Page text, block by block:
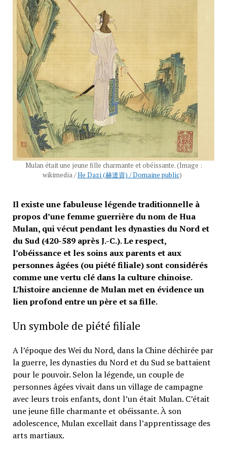
Mulan était une jeune fille charmante et obéissante.(Image :
wikimedia /He Dazi (赫達資) / Domaine public)
Il existe une fabuleuse légende traditionnelle à
propos d’une femme guerrière du nom de Hua
Mulan, qui vécut pendant les dynasties du Nord et
du Sud (420-589 après J.-C.). Le respect,
l’obéissance et les soins aux parents et aux
personnes âgées (ou piété filiale) sont considérés
comme une vertu clé dans la culture chinoise.
L’histoire ancienne de Mulan met en évidence un
lien profond entre un père et sa fille.
Un symbole de piété filiale
A l’époque des Wei du Nord, dans la Chine déchirée par
la guerre, les dynasties du Nord et du Sud se battaient
pour le pouvoir. Selon la légende, un couple de
personnes âgées vivait dans un village de campagne
avec leurs trois enfants, dont l’un était Mulan. C’était
une jeune fille charmante et obéissante. À son
adolescence, Mulan excellait dans l’apprentissage des
arts martiaux.